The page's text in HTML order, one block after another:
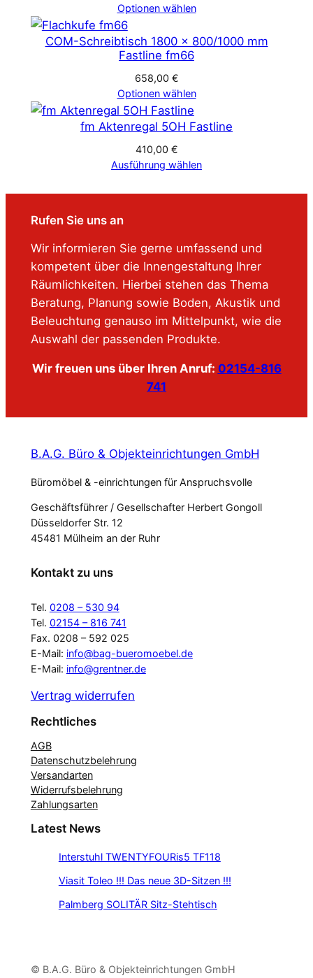
Optionen wählen
COM-Schreibtisch 1800 x 800/1000 mm
Fastline fm66
658,00 €
Optionen wählen
fm Aktenregal 5OH Fastline
410,00 €
Ausführung wählen
Rufen Sie uns an
Wir informieren Sie gerne umfassend und
kompetent über die Innengestaltung Ihrer
Räumlichkeiten. Hierbei stehen das Thema
Beratung, Planung sowie Boden, Akustik und
Beleuchtung genauso im Mittelpunkt, wie die
Auswahl der passenden Produkte.
Wir freuen uns über Ihren Anruf: 02154-816
741
B.A.G. Büro & Objekteinrichtungen GmbH
Büromöbel & -einrichtungen für Anspruchsvolle
Geschäftsführer / Gesellschafter Herbert Gongoll
Düsseldorfer Str. 12
45481 Mülheim an der Ruhr
Kontakt zu uns
Tel. 0208 – 530 94
Tel. 02154 – 816 741
Fax. 0208 – 592 025
E-Mail: info@bag-bueromoebel.de
E-Mail: info@grentner.de
Vertrag widerrufen
Rechtliches
AGB
Datenschutzbelehrung
Versandarten
Widerrufsbelehrung
Zahlungsarten
Latest News
Interstuhl TWENTYFOURis5 TF118
Viasit Toleo !!! Das neue 3D-Sitzen !!!
Palmberg SOLITÄR Sitz-Stehtisch
© B.A.G. Büro & Objekteinrichtungen GmbH